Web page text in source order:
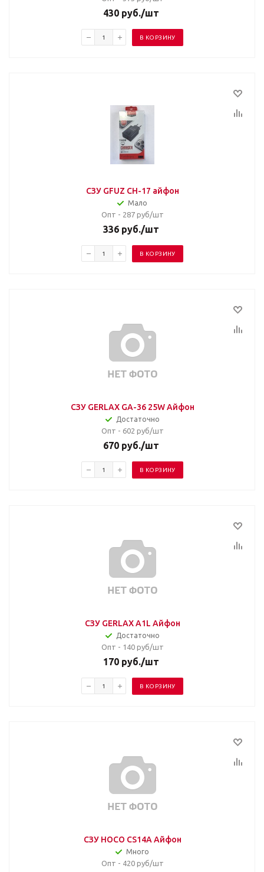
430 руб./шт
В КОРЗИНУ
СЗУ GFUZ CH-17 айфон
Мало
Опт - 287 руб/шт
336 руб./шт
В КОРЗИНУ
СЗУ GERLAX GA-36 25W Айфон
Достаточно
Опт - 602 руб/шт
670 руб./шт
В КОРЗИНУ
СЗУ GERLAX A1L Айфон
Достаточно
Опт - 140 руб/шт
170 руб./шт
В КОРЗИНУ
СЗУ HOCO CS14A Айфон
Много
Опт - 420 руб/шт